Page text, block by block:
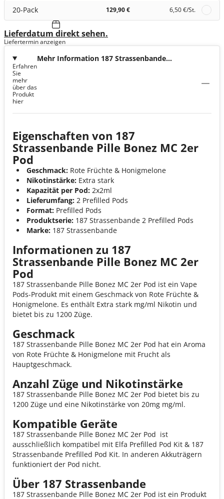
20-Pack 129,90 € 6,50 €/St.
Lieferdatum direkt sehen.
Liefertermin anzeigen
Mehr Information 187 Strassenbande
Erfahren
Sie
mehr
über das
Produkt
hier
Eigenschaften von 187
Strassenbande Pille Bonez MC 2er
Pod
Geschmack: Rote Früchte & Honigmelone
Nikotinstärke: Extra stark
Kapazität per Pod: 2x2ml
Lieferumfang: 2 Prefilled Pods
Format: Prefilled Pods
Produktserie: 187 Strassenbande 2 Prefilled Pods
Marke: 187 Strassenbande
Informationen zu 187
Strassenbande Pille Bonez MC 2er
Pod
187 Strassenbande Pille Bonez MC 2er Pod ist ein Vape
Pods-Produkt mit einem Geschmack von Rote Früchte &
Honigmelone. Es enthält Extra stark mg/ml Nikotin und
bietet bis zu 1200 Züge.
Geschmack
187 Strassenbande Pille Bonez MC 2er Pod hat ein Aroma
von Rote Früchte & Honigmelone mit Frucht als
Hauptgeschmack.
Anzahl Züge und Nikotinstärke
187 Strassenbande Pille Bonez MC 2er Pod bietet bis zu
1200 Züge und eine Nikotinstärke von 20mg mg/ml.
Kompatible Geräte
187 Strassenbande Pille Bonez MC 2er Pod ist
ausschließlich kompatibel mit Elfa Prefilled Pod Kit & 187
Strassenbande Prefilled Pod Kit. In anderen Akkuträgern
funktioniert der Pod nicht.
Über 187 Strassenbande
187 Strassenbande Pille Bonez MC 2er Pod ist ein Produkt